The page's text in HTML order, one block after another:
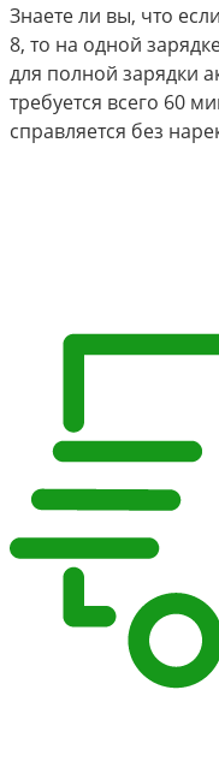
Знаете ли вы, что
8, то на одной
для полной зарядки
требуется всего 60
справляется без